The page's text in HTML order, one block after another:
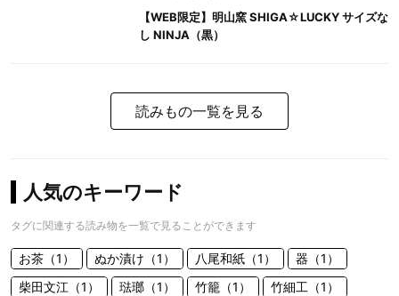
【WEB限定】明山窯 SHIGA☆LUCKY サイズな
し NINJA（黒）
読みもの一覧を見る
人気のキーワード
タグに関連する読み物を一覧で見ることができます
お茶（1） ぬか漬け（1） 八尾和紙（1）
器（1）
柴田文江（1）
琺瑯（1） 竹籠（1） 竹細工（1）